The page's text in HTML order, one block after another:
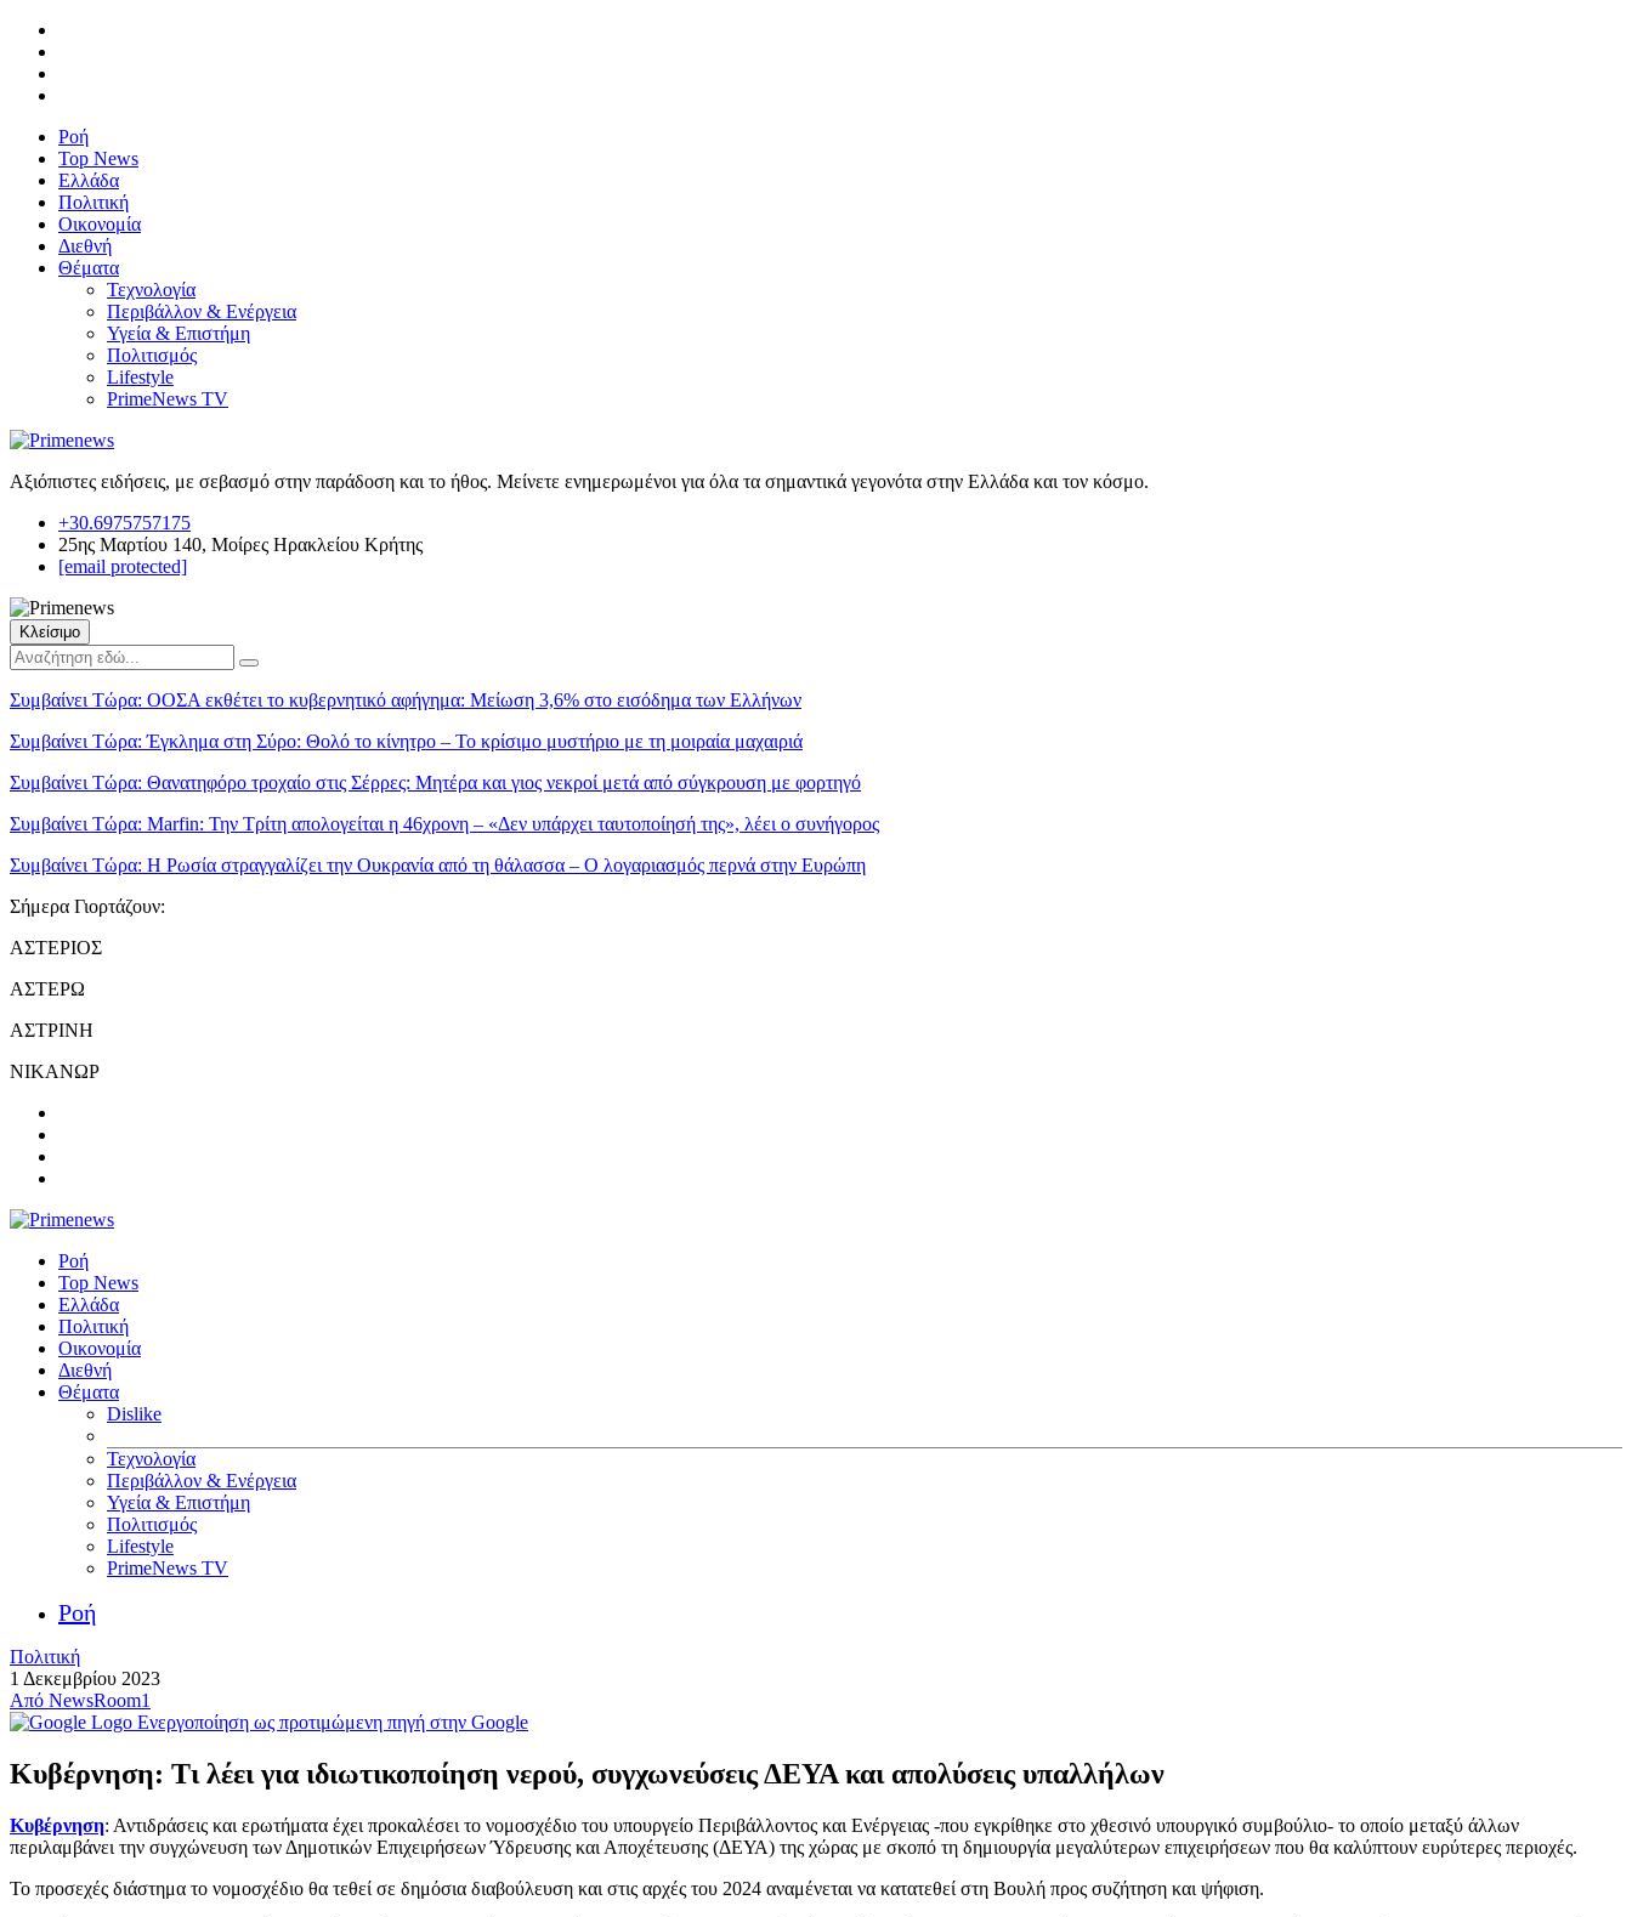
Ροή
Top News
Ελλάδα
Πολιτική
Οικονομία
Διεθνή
Θέματα
Τεχνολογία
Περιβάλλον & Ενέργεια
Υγεία & Επιστήμη
Πολιτισμός
Lifestyle
PrimeNews TV
Αξιόπιστες ειδήσεις, με σεβασμό στην παράδοση και το ήθος. Μείνετε ενημερωμένοι για όλα τα σημαντικά γεγονότα στην Ελλάδα και τον κόσμο.
+30.6975757175
25ης Μαρτίου 140, Μοίρες Ηρακλείου Κρήτης
[email protected]
Κλείσιμο
Συμβαίνει Τώρα: ΟΟΣΑ εκθέτει το κυβερνητικό αφήγημα: Μείωση 3,6% στο εισόδημα των Ελλήνων
Συμβαίνει Τώρα: Έγκλημα στη Σύρο: Θολό το κίνητρο – Το κρίσιμο μυστήριο με τη μοιραία μαχαιριά
Συμβαίνει Τώρα: Θανατηφόρο τροχαίο στις Σέρρες: Μητέρα και γιος νεκροί μετά από σύγκρουση με φορτηγό
Συμβαίνει Τώρα: Marfin: Την Τρίτη απολογείται η 46χρονη – «Δεν υπάρχει ταυτοποίησή της», λέει ο συνήγορος
Συμβαίνει Τώρα: Η Ρωσία στραγγαλίζει την Ουκρανία από τη θάλασσα – Ο λογαριασμός περνά στην Ευρώπη
Σήμερα Γιορτάζουν:
ΑΣΤΕΡΙΟΣ
ΑΣΤΕΡΩ
ΑΣΤΡΙΝΗ
ΝΙΚΑΝΩΡ
Ροή
Top News
Ελλάδα
Πολιτική
Οικονομία
Διεθνή
Θέματα
Dislike
Τεχνολογία
Περιβάλλον & Ενέργεια
Υγεία & Επιστήμη
Πολιτισμός
Lifestyle
PrimeNews TV
Ροή
Πολιτική
1 Δεκεμβρίου 2023
Από NewsRoom1
Ενεργοποίηση ως προτιμώμενη πηγή στην Google
Κυβέρνηση: Τι λέει για ιδιωτικοποίηση νερού, συγχωνεύσεις ΔΕΥΑ και απολύσεις υπαλλήλων
Κυβέρνηση: Αντιδράσεις και ερωτήματα έχει προκαλέσει το νομοσχέδιο του υπουργείο Περιβάλλοντος και Ενέργειας -που εγκρίθηκε στο χθεσινό υπουργικό συμβούλιο- το οποίο μεταξύ άλλων
περιλαμβάνει την συγχώνευση των Δημοτικών Επιχειρήσεων Ύδρευσης και Αποχέτευσης (ΔΕΥΑ) της χώρας με σκοπό τη δημιουργία μεγαλύτερων επιχειρήσεων που θα καλύπτουν ευρύτερες περιοχές.
Το προσεχές διάστημα το νομοσχέδιο θα τεθεί σε δημόσια διαβούλευση και στις αρχές του 2024 αναμένεται να κατατεθεί στη Βουλή προς συζήτηση και ψήφιση.